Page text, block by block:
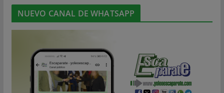
NUEVO CANAL DE WHATSAPP